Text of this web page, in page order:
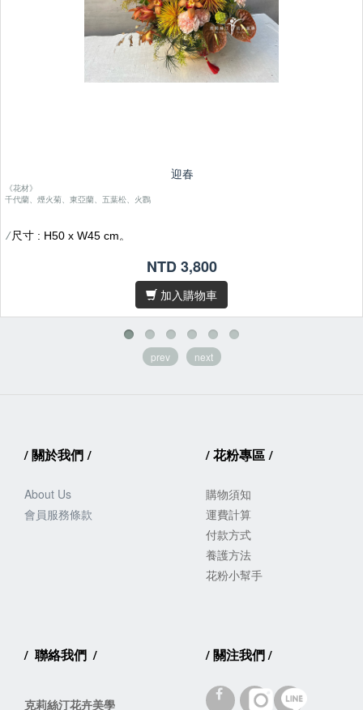
迎春
《花材》
千代蘭、煙火菊、東亞蘭、五葉松、火鸜
/尺寸 : H50 x W45 cm。
因花材為天然素材，故無法規格化，作品無法與目錄照片完全相同，
/卡片內容字數五十字內，請於
下單後在備註欄位填寫
NTD 3,800
加入購物車
prev next
/關於我們/
About Us
會員服務條款
/花粉專區/
購物須知
運費計算
付款方式
養護方法
花粉小幫手
/ 聯絡我們 /
克莉絲汀花卉美學
/關注我們/